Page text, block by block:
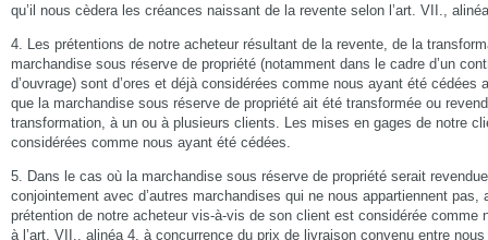
qu’il nous cèdera les créances naissant de la revente selon l’art. VII.,
4. Les prétentions de notre acheteur résultant de la revente, de la
marchandise sous réserve de propriété (notamment dans le cadre d’un
d’ouvrage) sont d’ores et déjà considérées comme nous ayant été cédées
que la marchandise sous réserve de propriété ait été transformée ou
transformation, à un ou à plusieurs clients. Les mises en gages de notre
considérées comme nous ayant été cédées.
5. Dans le cas où la marchandise sous réserve de propriété serait
conjointement avec d’autres marchandises qui ne nous appartiennent
prétention de notre acheteur vis-à-vis de son client est considérée comme
à l’art. VII., alinéa 4, à concurrence du prix de livraison convenu entre